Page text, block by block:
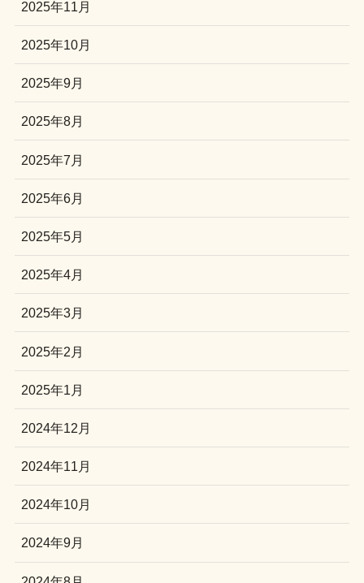
2025年11月
2025年10月
2025年9月
2025年8月
2025年7月
2025年6月
2025年5月
2025年4月
2025年3月
2025年2月
2025年1月
2024年12月
2024年11月
2024年10月
2024年9月